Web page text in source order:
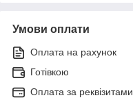
Умови оплати
Оплата на рахунок
Готівкою
Оплата за реквізитами